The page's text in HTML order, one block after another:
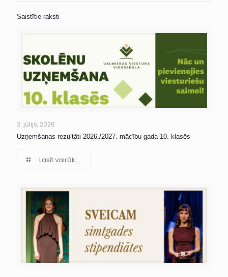
Saistītie raksti
3. jūlijs, 2026
Uzņemšanas rezultāti 2026./2027. mācību gada 10. klasēs
Lasīt vairāk...